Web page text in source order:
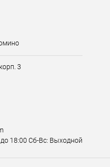
3
18:00 Сб-Вс: Выходной